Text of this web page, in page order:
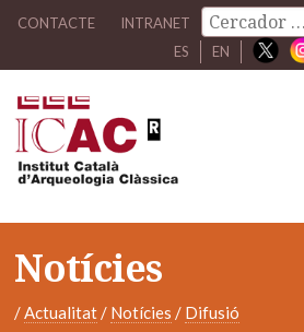
CONTACTE INTRANET
ES
EN
Notícies
/Actualitat/ Notícies / Difusió